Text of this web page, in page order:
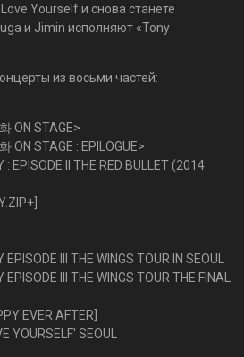
Yourself и снова станете
и Jimin исполняют «Tony
из восьми частей:
ON STAGE>
ON STAGE : EPILOGUE>
: EPISODE II THE RED BULLET (2014
III THE WINGS TOUR IN SEOUL
III THE WINGS TOUR THE FINAL
EVER AFTER]
YOURSELF' SEOUL